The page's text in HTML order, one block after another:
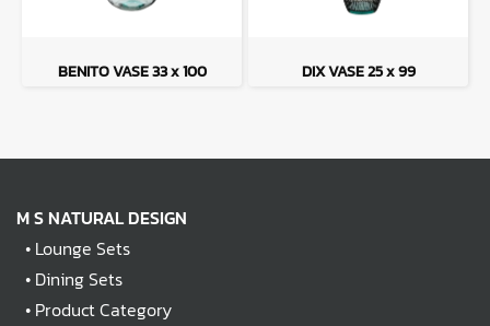
BENITO VASE 33 x 100 DIX VASE 25 x 99
M S NATURAL DESIGN
• Lounge Sets
• Dining Sets
• Product Category